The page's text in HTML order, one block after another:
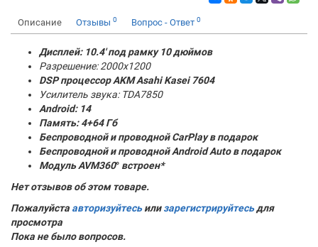
Описание Отзывы 0 Вопрос - Ответ 0
Дисплей: 10.4' под рамку 10 дюймов
Разрешение: 2000x1200
DSP процессор AKM Asahi Kasei 7604
Усилитель звука: TDA7850
Android: 14
Память:4+64 Гб
Беспроводной и проводной CarPlay в подарок
Беспроводной и проводной Android Auto в подарок
Модуль AVM360° встроен*
Нет отзывов об этом товаре.
Пожалуйста авторизуйтесьилизарегистрируйтесьдля
просмотра
Пока не было вопросов.